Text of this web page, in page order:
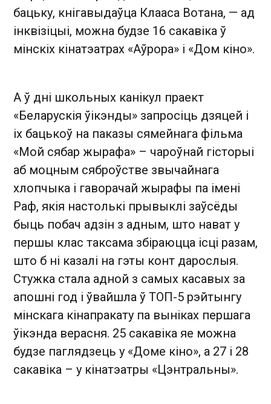
бацьку, кнігавыдаўца Клааса Вотана, — ад
інквізіцыі, можна будзе 16 сакавіка ў
мінскіх кінатэатрах «Аўрора» і «Дом кіно».
А ў дні школьных канікул праект
«Беларускія ўікэнды» запросіць дзяцей і
іх бацькоў на паказы сямейнага фільма
«Мой сябар жырафа» – чароўнай гісторыі
аб моцным сяброўстве звычайнага
хлопчыка і гаворачай жырафы па імені
Раф, якія настолькі прывыклі заўсёды
быць побач адзін з адным, што нават у
першы клас таксама збіраюцца ісці разам,
што б ні казалі на гэты конт дарослыя.
Стужка стала адной з самых касавых за
апошні год і ўвайшла ў ТОП-5 рэйтынгу
мінскага кінапракату па выніках першага
ўікэнда верасня. 25 сакавіка яе можна
будзе паглядзець у «Доме кіно», а 27 і 28
сакавіка – у кінатэатры «Цэнтральны».